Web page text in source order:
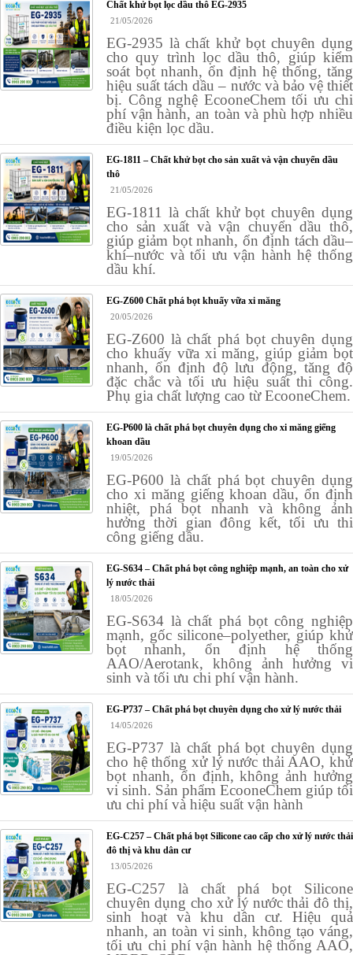
Chất khử bọt lọc dầu thô EG-2935
21/05/2026
EG-2935 là chất khử bọt chuyên dụng
cho quy trình lọc dầu thô, giúp kiểm
soát bọt nhanh, ổn định hệ thống, tăng
hiệu suất tách dầu – nước và bảo vệ thiết
bị. Công nghệ EcooneChem tối ưu chi
phí vận hành, an toàn và phù hợp nhiều
điều kiện lọc dầu.
EG-1811 – Chất khử bọt cho sản xuất và vận chuyển dầu
thô
21/05/2026
EG-1811 là chất khử bọt chuyên dụng
cho sản xuất và vận chuyển dầu thô,
giúp giảm bọt nhanh, ổn định tách dầu–
khí–nước và tối ưu vận hành hệ thống
dầu khí.
EG-Z600 Chất phá bọt khuấy vữa xi măng
20/05/2026
EG-Z600 là chất phá bọt chuyên dụng
cho khuấy vữa xi măng, giúp giảm bọt
nhanh, ổn định độ lưu động, tăng độ
đặc chắc và tối ưu hiệu suất thi công.
Phụ gia chất lượng cao từ EcooneChem.
EG-P600 là chất phá bọt chuyên dụng cho xi măng giếng
khoan dầu
19/05/2026
EG-P600 là chất phá bọt chuyên dụng
cho xi măng giếng khoan dầu, ổn định
nhiệt, phá bọt nhanh và không ảnh
hưởng thời gian đông kết, tối ưu thi
công giếng dầu.
EG-S634 – Chất phá bọt công nghiệp mạnh, an toàn cho xử
lý nước thải
18/05/2026
EG-S634 là chất phá bọt công nghiệp
mạnh, gốc silicone–polyether, giúp khử
bọt nhanh, ổn định hệ thống
AAO/Aerotank, không ảnh hưởng vi
sinh và tối ưu chi phí vận hành.
EG-P737 – Chất phá bọt chuyên dụng cho xử lý nước thải
14/05/2026
EG-P737 là chất phá bọt chuyên dụng
cho hệ thống xử lý nước thải AAO, khử
bọt nhanh, ổn định, không ảnh hưởng
vi sinh. Sản phẩm EcooneChem giúp tối
ưu chi phí và hiệu suất vận hành
EG-C257 – Chất phá bọt Silicone cao cấp cho xử lý nước thải
đô thị và khu dân cư
13/05/2026
EG-C257 là chất phá bọt Silicone
chuyên dụng cho xử lý nước thải đô thị,
sinh hoạt và khu dân cư. Hiệu quả
nhanh, an toàn vi sinh, không tạo váng,
tối ưu chi phí vận hành hệ thống AAO,